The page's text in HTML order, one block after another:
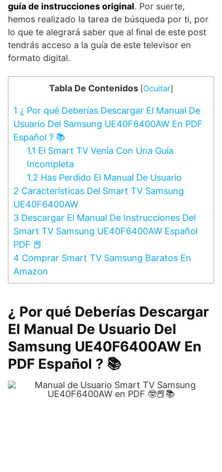
guía de instrucciones original. Por suerte,
hemos realizado la tarea de búsqueda por ti, por
lo que te alegrará saber que al final de este post
tendrás acceso a la guía de este televisor en
formato digital.
Tabla De Contenidos [Ocultar]
1 ¿ Por qué Deberías Descargar El Manual De
Usuario Del Samsung UE40F6400AW En PDF
Español ? 📚
1.1 El Smart TV Venía Con Una Guía
Incompleta
1.2 Has Perdido El Manual De Usuario
2 Características Del Smart TV Samsung
UE40F6400AW
3 Descargar El Manual De Instrucciones Del
Smart TV Samsung UE40F6400AW Español
PDF 📕
4 Comprar Smart TV Samsung Baratos En
Amazon
¿ Por qué Deberías Descargar
El Manual De Usuario Del
Samsung UE40F6400AW En
PDF Español ? 📚